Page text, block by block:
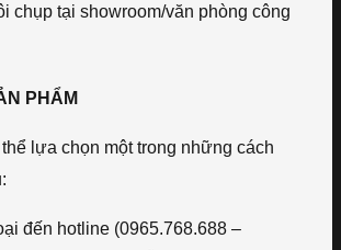
chụp tại showroom/văn phòng công
PHẨM
lựa chọn một trong những cách
đến hotline (0965.768.688 –